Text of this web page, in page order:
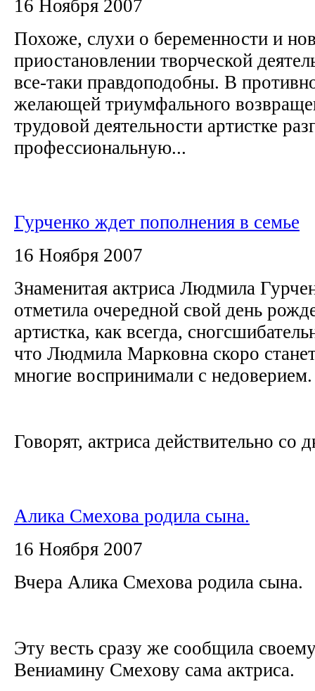
16 Ноября 2007
Похоже, слухи о беременности и
приостановлении творческой
все-таки правдоподобны. В
желающей триумфального
трудовой деятельности артистке
профессиональную...
Гурченко ждет пополнения в семье
16 Ноября 2007
Знаменитая актриса Людмила
отметила очередной свой день
артистка, как всегда,
что Людмила Марковна скоро
многие воспринимали с
Говорят, актриса действительно со
Алика Смехова родила сына.
16 Ноября 2007
Вчера Алика Смехова родила сына.
Эту весть сразу же сообщила
Вениамину Смехову сама актриса.